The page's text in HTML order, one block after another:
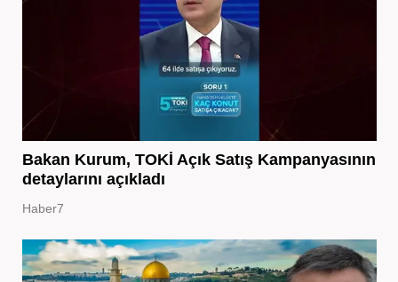
Bakan Kurum, TOKİ Açık Satış Kampanyasının
detaylarını açıkladı
Haber7